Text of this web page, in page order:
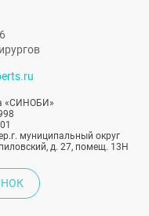
запустив свое
«СИНОБИ»
муниципальный округ
д. 27, помещ. 13Н